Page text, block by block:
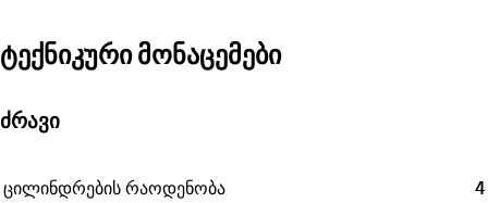
ტექნიკური მონაცემები
ძრავი
ცილინდრების რაოდენობა 4